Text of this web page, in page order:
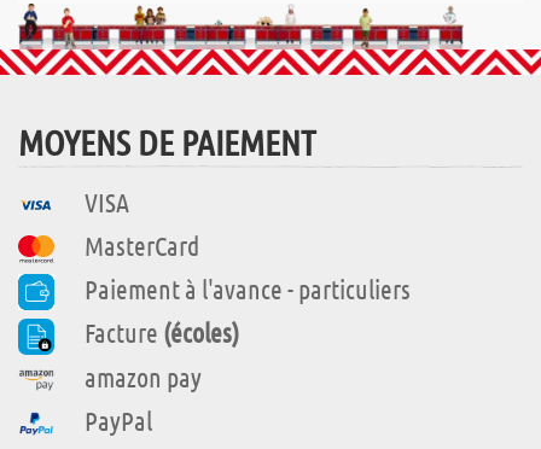
MOYENS DE PAIEMENT
VISA
MasterCard
Paiement à l'avance - particuliers
Facture (écoles)
amazon pay
PayPal